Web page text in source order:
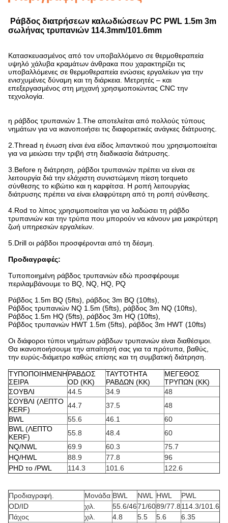
Ράβδος διατρήσεων καλωδιώσεων PC PWL 1.5m 3m
σωλήνας τρυπανιών 114.3mm/101.6mm
Κατασκευασμένος από τον υποβαλλόμενο σε θερμοθεραπεία
υψηλό χάλυβα κραμάτων άνθρακα που χαρακτηρίζει τις
υποβαλλόμενες σε θερμοθεραπεία ενώσεις εργαλείων για την
ενισχυμένες δύναμη και τη διάρκεια. Μετρητές – και
επεξεργασμένος στη μηχανή χρησιμοποιώντας CNC την
τεχνολογία.
η ράβδος τρυπανιών 1.The αποτελείται από πολλούς τύπους
νημάτων για να ικανοποιήσει τις διαφορετικές ανάγκες διάτρυσης.
2.Thread η ένωση είναι ένα είδος λιπαντικού που χρησιμοποιείται
για να μειώσει την τριβή στη διαδικασία διάτρυσης.
3.Before η διάτρηση, ράβδοι τρυπανιών πρέπει να είναι σε
λειτουργία διά την ελάχιστη συνιστώμενη πίεση torqueto
σύνθεσης το κιβώτιο και η καρφίτσα. Η ροπή λειτουργίας
διάτρυσης πρέπει να είναι ελαφρύτερη από τη ροπή σύνθεσης.
4.Rod το λίπος χρησιμοποιείται για να λαδώσει τη ράβδο
τρυπανιών και την τρύπα που μπορούν να κάνουν μια μακρύτερη
ζωή υπηρεσιών εργαλείων.
5.Drill οι ράβδοι προσφέρονται από τη δέσμη.
Προδιαγραφές:
Τυποποιημένη ράβδος τρυπανιών εδώ προσφέρουμε
περιλαμβάνουμε το BQ, NQ, HQ, PQ
Ράβδος 1.5m BQ (5fts), ράβδος 3m BQ (10fts),
Ράβδος τρυπανιών NQ 1.5m (5fts), ράβδος 3m NQ (10fts),
Ράβδος 1.5m HQ (5fts), ράβδος 3m HQ (10fts),
Ράβδος τρυπανιών HWT 1.5m (5fts), ράβδος 3m HWT (10fts)
Οι διάφοροι τύποι νημάτων ράβδων τρυπανιών είναι διαθέσιμοι.
Θα ικανοποιήσουμε την απαίτησή σας για τα πρότυπα, βαθύς,
την ευρύς-διάμετρο καθώς επίσης και τη συμβατική διάτρηση.
ΤΥΠΟΠΟΙΗΜΕΝΗ
ΣΕΙΡΑ
ΡΑΒΔΟΣ
OD (ΚΚ)
ΤΑΥΤΌΤΗΤΑ
ΡΑΒΔΩΝ (ΚΚ)
ΜΕΓΕΘΟΣ
ΤΡΥΠΩΝ (ΚΚ)
ΣΟΥΒΛΙ
44.5 34.9
48
ΣΟΥΒΛΙ (ΛΕΠΤΟ
KERF)
44.7 37.5
48
BWL
55.6 46.1
60
BWL (ΛΕΠΤΌ
KERF)
55.8 48.4
60
NQ/NWL
69.9 60.3
75.7
HQ/HWL
88.9 77.8
96
PHD το /PWL
114.3 101.6 122.6
Προδιαγραφή. Μονάδα BWL NWL HWL
PWL
OD/ID
χιλ. 55.6/4671/6089/77.8114.3/101.6
Πάχος
χιλ. 4.8 5.5 5.6
6.35